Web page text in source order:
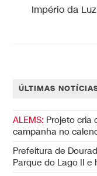
Império da
ÚLTIMAS
ALEMS: Projeto cria
campanha no
Prefeitura de
Parque do Lago II